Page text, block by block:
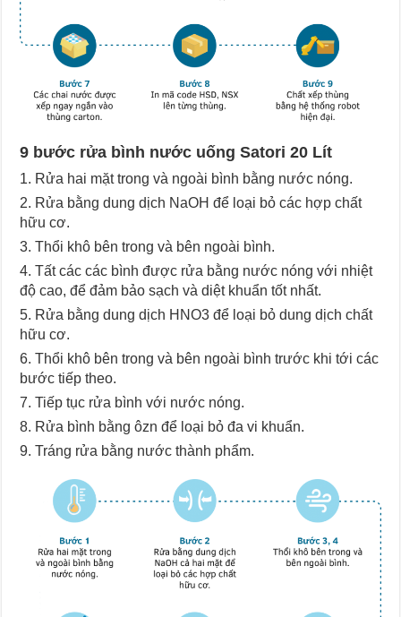
9 bước rửa bình nước uống Satori 20 Lít
Rửa hai mặt trong và ngoài bình bằng nước nóng.
Rửa bằng dung dịch NaOH để loại bỏ các hợp chất
hữu cơ.
Thổi khô bên trong và bên ngoài bình.
Tất các các bình được rửa bằng nước nóng với nhiệt
độ cao, để đảm bảo sạch và diệt khuẩn tốt nhất.
Rửa bằng dung dịch HNO3 để loại bỏ dung dịch chất
hữu cơ.
Thổi khô bên trong và bên ngoài bình trước khi tới các
bước tiếp theo.
Tiếp tục rửa bình với nước nóng.
Rửa bình bằng ôzn để loại bỏ đa vi khuẩn.
Tráng rửa bằng nước thành phẩm.